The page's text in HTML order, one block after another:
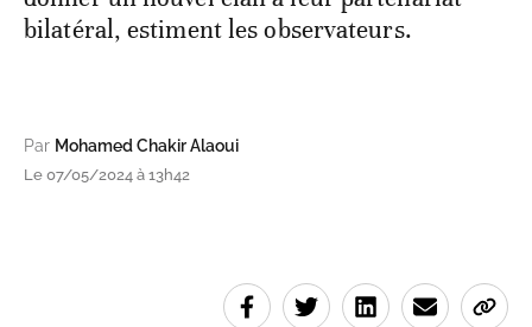
bilatéral, estiment les observateurs.
Par Mohamed Chakir Alaoui
Le 07/05/2024 à 13h42